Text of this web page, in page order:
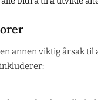
annen viktig årsak til